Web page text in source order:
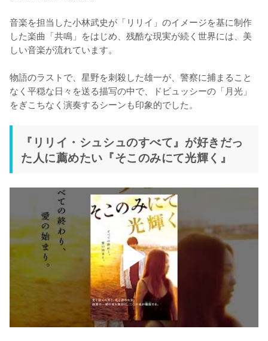
音楽を担当した小林武史が「リリイ」のイメージを基に制作
した楽曲「共鳴」をはじめ、残酷な現実が続く世界には、美
しい音楽が流れています。
物語のラストで、星野を刺殺した雄一が、警察に捕まること
なく平穏な日々を送る描写の中で、ドビュッシーの「月光」
をぎこちなく演奏するシーンも印象的でした。
『リリイ・シュシュのすべて』が好きだっ
た人に薦めたい『そこのみにて光輝く』